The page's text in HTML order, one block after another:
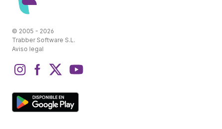
© 2005 - 2026
Trabber Software S.L.
Aviso legal